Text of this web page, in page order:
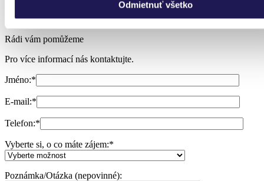
Odmietnuť všetko
Rádi vám pomůžeme
Pro více informací nás kontaktujte.
Jméno:*
E-mail:*
Telefon:*
Vyberte si, o co máte zájem:*
Poznámka/Otázka (nepovinné):